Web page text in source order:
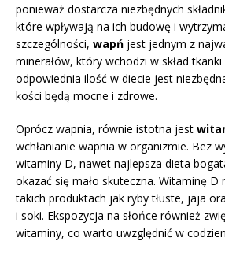
ponieważ dostarcza niezbędnych
które wpływają na ich budowę i
szczególności, wapń jest jednym z
minerałów, który wchodzi w skład
odpowiednia ilość w diecie jest
kości będą mocne i zdrowe.
Oprócz wapnia, równie istotna jest
wchłanianie wapnia w organizmie. Bez
witaminy D, nawet najlepsza dieta
okazać się mało skuteczna. Witaminę D
takich produktach jak ryby tłuste, jaja
i soki. Ekspozycja na słońce również
witaminy, co warto uwzględnić w